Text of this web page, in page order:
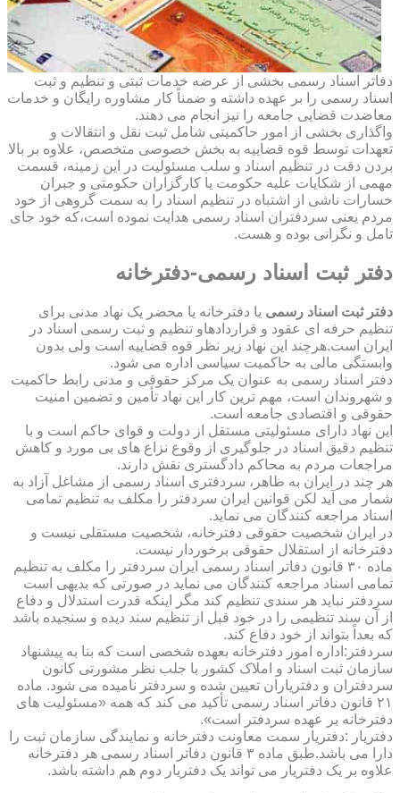
دفاتر اسناد رسمی بخشی از عرضه خدمات ثبتی و تنظیم و ثبت
اسناد رسمی را بر عهده داشته و ضمناً کار مشاوره رایگان و خدمات
معاضدت قضایی جامعه را نیز انجام می دهند.
واگذاری بخشی از امور حاکمیتی شامل ثبت نقل و انتقالات و
تعهدات توسط قوه قضاییه به بخش خصوصی متخصص، علاوه بر بالا
بردن دقت در تنظیم اسناد و سلب مسئولیت در این زمینه، قسمت
مهمی از شکایات علیه حکومت یا کارگزاران حکومتی و جبران
خسارات ناشی از اشتباه در تنظیم اسناد را به سمت گروهی از خود
مردم یعنی سردفتران اسناد رسمی هدایت نموده است،که خود جای
تامل و نگرانی بوده و هست.
دفتر ثبت اسناد رسمی-دفترخانه
دفتر ثبت اسناد رسمی یا دفترخانه یا محضر یک نهاد مدنی برای
تنظیم حرفه ای عقود و قراردادهاو تنظیم و ثبت رسمی اسناد در
ایران است.هرچند این نهاد زیر نظر قوه قضاییه است ولی بدون
وابستگی مالی به حاکمیت سیاسی اداره می شود.
دفتر اسناد رسمی به عنوان یک مرکز حقوقی و مدنی رابط حاکمیت
و شهروندان است، مهم ترین کار این نهاد تأمین و تضمین امنیت
حقوقی و اقتصادی جامعه است.
این نهاد دارای مسئولیتی مستقل از دولت و قوای حاکم است و با
تنظیم دقیق اسناد در جلوگیری از وقوع نزاع های بی مورد و کاهش
مراجعات مردم به محاکم دادگستری نقش دارند.
هر چند در ایران به ظاهر، سردفتری اسناد رسمی از مشاغل آزاد به
شمار می آید لکن قوانین ایران سردفتر را مکلف به تنظیم تمامی
اسناد مراجعه کنندگان می نماید.
در ایران شخصیت حقوقی دفترخانه، شخصیت مستقلی نیست و
دفترخانه از استقلال حقوقی برخوردار نیست.
ماده ۳۰ قانون دفاتر اسناد رسمی ایران سردفتر را مکلف به تنظیم
تمامی اسناد مراجعه کنندگان می نماید در صورتی که بدیهی است
سردفتر نباید هر سندی تنظیم کند مگر اینکه قدرت استدلال و دفاع
از آن سند تنظیمی را در خود قبل از تنظیم سند دیده و سنجیده باشد
که بعداً بتواند از خود دفاع کند.
سردفتر:اداره امور دفترخانه بعهده شخصی است که بنا به پیشنهاد
سازمان ثبت اسناد و املاک کشور با جلب نظر مشورتی کانون
سردفتران و دفتریاران تعیین شده و سردفتر نامیده می شود. ماده
۲۱ قانون دفاتر اسناد رسمی تأکید می کند که همه «مسئولیت های
دفترخانه بر عهده سردفتر است».
دفتریار :دفتریار سمت معاونت دفترخانه و نمایندگی سازمان ثبت را
دارا می باشد.طبق ماده ۳ قانون دفاتر اسناد رسمی هر دفترخانه
علاوه بر یک دفتریار می تواند یک دفتریار دوم هم داشته باشد.